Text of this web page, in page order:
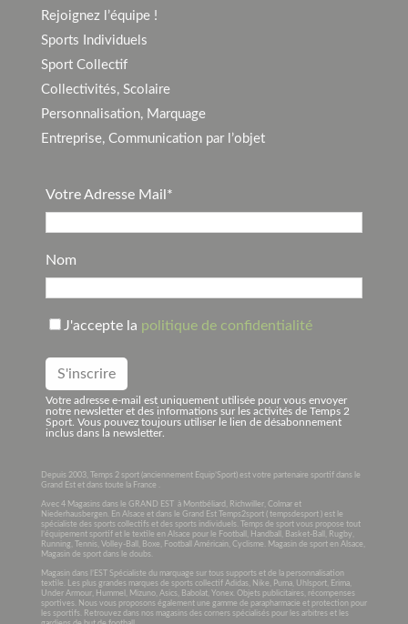
Rejoignez l’équipe !
Sports Individuels
Sport Collectif
Collectivités, Scolaire
Personnalisation, Marquage
Entreprise, Communication par l’objet
Votre Adresse Mail*
Nom
J'accepte la politique de confidentialité
Votre adresse e-mail est uniquement utilisée pour vous envoyer
notre newsletter et des informations sur les activités de Temps 2
Sport. Vous pouvez toujours utiliser le lien de désabonnement
inclus dans la newsletter.
Depuis 2003, Temps 2 sport (anciennement Equip’Sport) est votre partenaire sportif dans le
Grand Est et dans toute la France .
Avec 4 Magasins dans le GRAND EST à Montbéliard, Richwiller, Colmar et
Niederhausbergen. En Alsace et dans le Grand Est Temps2sport ( tempsdesport ) est le
spécialiste des sports collectifs et des sports individuels. Temps de sport vous propose tout
l’équipement sportif et le textile en Alsace pour le Football, Handball, Basket-Ball, Rugby,
Running, Tennis, Volley-Ball, Boxe, Football Américain, Cyclisme. Magasin de sport en Alsace,
Magasin de sport dans le doubs.
Magasin dans l’EST Spécialiste du marquage sur tous supports et de la personnalisation
textile. Les plus grandes marques de sports collectif Adidas, Nike, Puma, Uhlsport, Erima,
Under Armour, Hummel, Mizuno, Asics, Babolat, Yonex. Objets publicitaires, récompenses
sportives. Nous vous proposons également une gamme de parapharmacie et protection pour
les sportifs. Retrouvez dans nos magasins des corners spécialisés pour les arbitres et les